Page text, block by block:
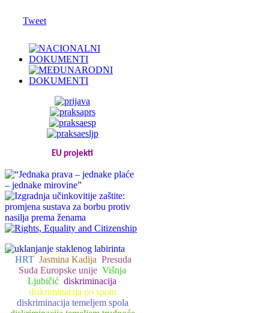
Tweet
EU projekti
HRT Jasmina Kadija Presuda
Suda Europske unije Višnja
Ljubičić diskriminacija
diskriminacija po spolu
diskriminacija temeljem spola